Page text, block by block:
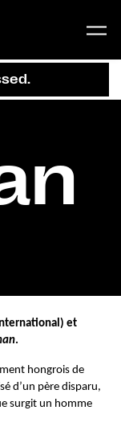
.
hongrois de
d’un père disparu,
surgit un homme